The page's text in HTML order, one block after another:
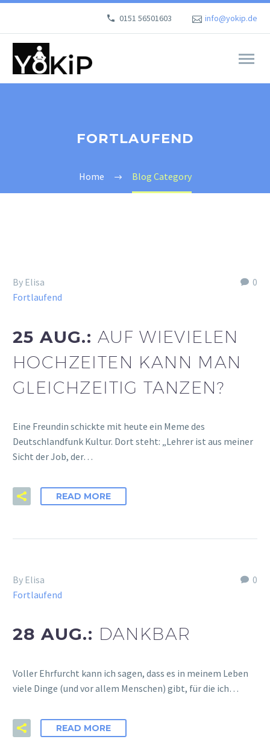
0151 56501603 info@yokip.de
FORTLAUFEND
Home Blog Category
0
By Elisa
Fortlaufend
25 AUG.: AUF WIEVIELEN
HOCHZEITEN KANN MAN
GLEICHZEITIG TANZEN?
Eine Freundin schickte mit heute ein Meme des
Deutschlandfunk Kultur. Dort steht: „Lehrer ist aus meiner
Sicht der Job, der…
READ MORE
0
By Elisa
Fortlaufend
28 AUG.: DANKBAR
Voller Ehrfurcht kann ich sagen, dass es in meinem Leben
viele Dinge (und vor allem Menschen) gibt, für die ich…
READ MORE